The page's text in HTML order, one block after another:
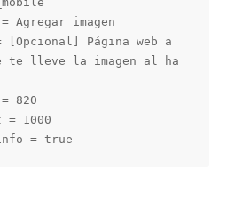
te lleve la imagen al ha
= true